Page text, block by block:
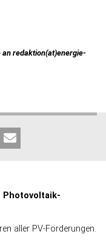
redaktion(at)energie-
Photovoltaik-
aller PV-Förderungen.